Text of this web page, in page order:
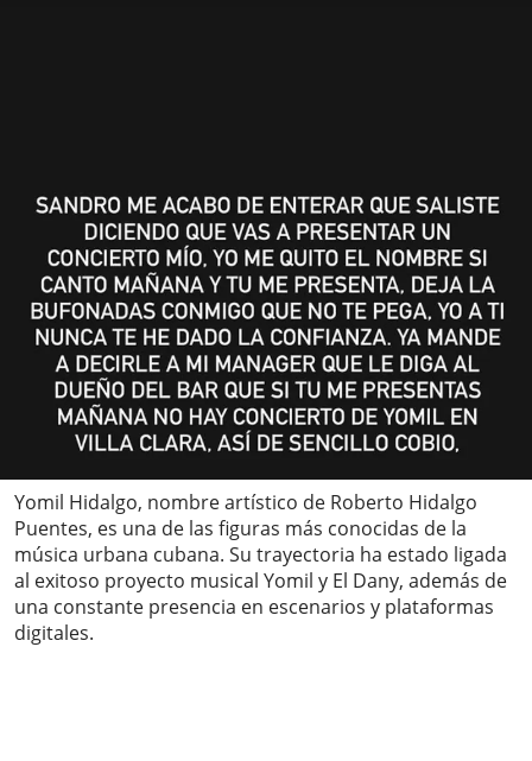
Yomil Hidalgo, nombre artístico de Roberto Hidalgo
Puentes, es una de las figuras más conocidas de la
música urbana cubana. Su trayectoria ha estado ligada
al exitoso proyecto musical Yomil y El Dany, además de
una constante presencia en escenarios y plataformas
digitales.